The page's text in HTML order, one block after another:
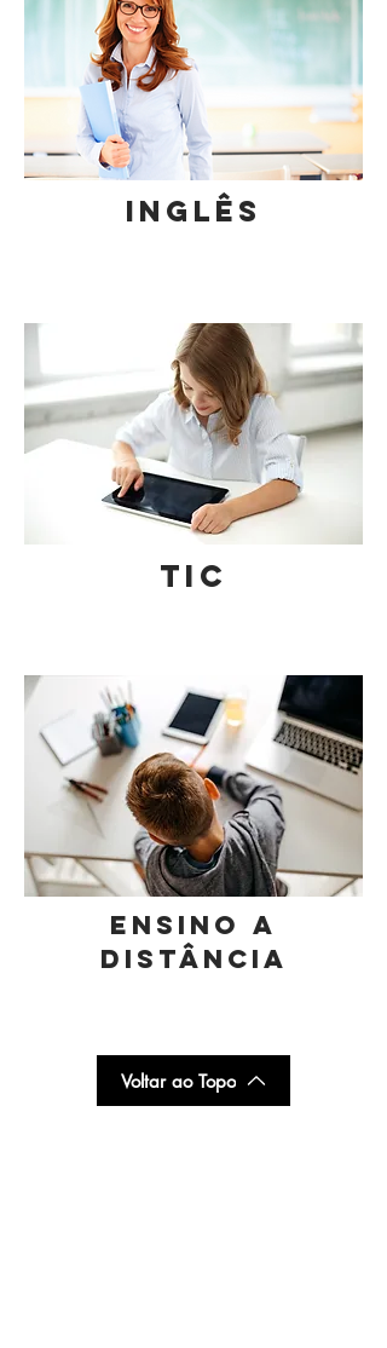
INGLÊS
TIC
ENSINO A
DISTÂNCIA
Voltar ao Topo